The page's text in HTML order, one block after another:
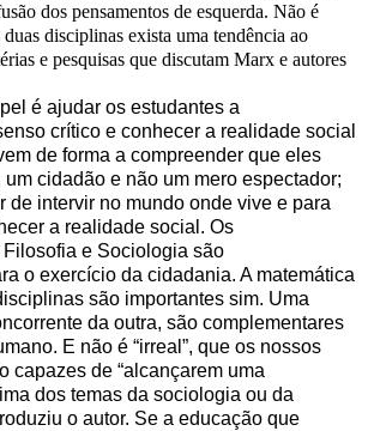
dos pensamentos de esquerda. Não é
disciplinas exista uma tendência ao
e pesquisas que discutam Marx e autores
é ajudar os estudantes a
crítico e conhecer a realidade social
de forma a compreender que eles
cidadão e não um mero espectador;
de intervir no mundo onde vive e para
a realidade social. Os
e Sociologia são
o exercício da cidadania. A matemática
são importantes sim. Uma
da outra, são complementares
E não é “irreal”, que os nossos
capazes de “alcançarem uma
dos temas da sociologia ou da
o autor. Se a educação que